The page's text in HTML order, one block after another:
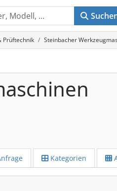
Prüftechnik Steinbacher
Kategorien